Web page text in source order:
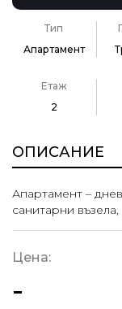
Тип
Апартамент
Етаж
2
ОПИСАНИЕ
Апартамент –
санитарни
Цена:
-